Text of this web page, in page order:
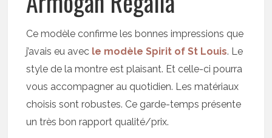
Ce modèle confirme les bonnes impressions que
j’avais eu avec le modèle Spirit of St Louis. Le
style de la montre est plaisant. Et celle-ci pourra
vous accompagner au quotidien. Les matériaux
choisis sont robustes. Ce garde-temps présente
un très bon rapport qualité/prix.